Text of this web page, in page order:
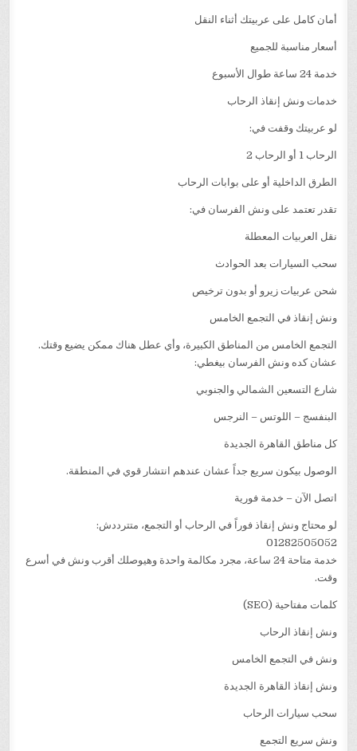
أمان كامل على عربيتك أثناء النقل
أسعار مناسبة للجميع
خدمة 24 ساعة طوال الأسبوع
خدمات ونش إنقاذ الرحاب
لو عربيتك وقفت في:
الرحاب 1 أو الرحاب 2
الطرق الداخلية أو على بوابات الرحاب
تقدر تعتمد على ونش الفرسان في:
نقل العربيات المعطلة
سحب السيارات بعد الحوادث
شحن عربيات زيرو أو بدون ترخيص
ونش إنقاذ في التجمع الخامس
التجمع الخامس من المناطق الكبيرة، وأي عطل هناك ممكن يضيع وقتك.
عشان كده ونش الفرسان بيغطي:
شارع التسعين الشمالي والجنوبي
البنفسج – اللوتس – النرجس
كل مناطق القاهرة الجديدة
الوصول بيكون سريع جداً عشان عندهم انتشار قوي في المنطقة.
اتصل الآن – خدمة فورية
لو محتاج ونش إنقاذ فوراً في الرحاب أو التجمع، متترددش:
01282505052
خدمة متاحة 24 ساعة، مجرد مكالمة واحدة وهيوصلك أقرب ونش في أسرع
وقت.
كلمات مفتاحية (SEO)
ونش إنقاذ الرحاب
ونش في التجمع الخامس
ونش إنقاذ القاهرة الجديدة
سحب سيارات الرحاب
ونش سريع التجمع